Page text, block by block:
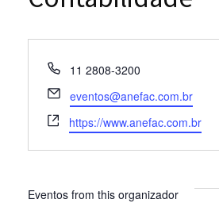
Telefone
11 2808-3200
E-
mail
eventos@anefac.com.br
Site
https://www.anefac.com.br
Eventos from this organizador